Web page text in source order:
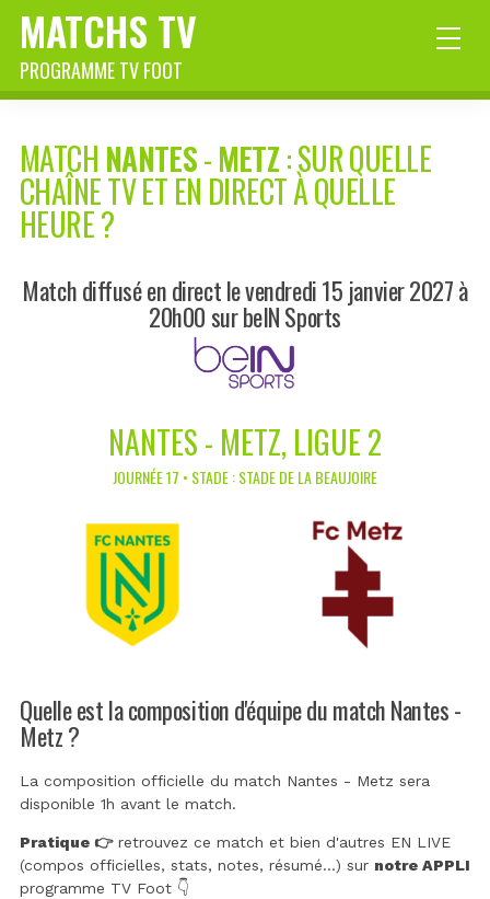
MATCHS TV
PROGRAMME TV FOOT
MATCH NANTES-METZ: SUR QUELLE
CHAÎNE TV ET EN DIRECT À QUELLE
HEURE ?
Match diffusé en direct le vendredi 15 janvier 2027 à
20h00 sur beIN Sports
NANTES - METZ, LIGUE 2
JOURNÉE 17 • STADE : STADE DE LA BEAUJOIRE
Quelle est la composition d'équipe du match Nantes -
Metz ?
La composition officielle du match Nantes - Metz sera
disponible 1h avant le match.
Pratique 👉retrouvez ce match et bien d'autres EN LIVE
(compos officielles, stats, notes, résumé...) sur notre APPLI
programme TV Foot 👇